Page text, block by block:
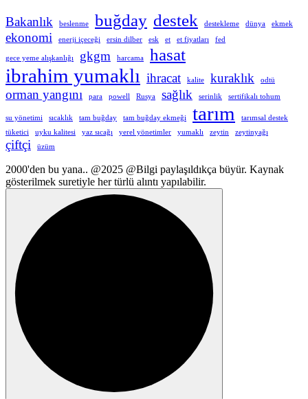
Bakanlık beslenme buğday destek destekleme dünya ekmek
ekonomi enerji içeceği ersin dilber esk et et fiyatları fed
gece yeme alışkanlığı gkgm harcama hasat
ibrahim yumaklı ihracat kalite kuraklık odtü
orman yangını para powell Rusya sağlık serinlik sertifikalı tohum
su yönetimi sıcaklık tam buğday tam buğday ekmeği tarım
tarımsal destek
tüketici
uyku kalitesi yaz sıcağı yerel yönetimler yumaklı zeytin zeytinyağı
çiftçi üzüm
2000'den bu yana.. @2025 @Bilgi paylaşıldıkça büyür. Kaynak
gösterilmek suretiyle her türlü alıntı yapılabilir.